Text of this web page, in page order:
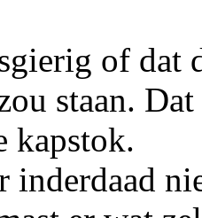
of dat
staan.
kapstok.
inderdaad